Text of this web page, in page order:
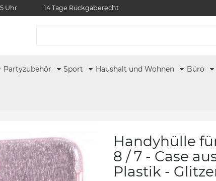
Uhr 14 Tage Rückgaberecht
Partyzubehör Sport Haushalt und Wohnen Büro
Handyhülle
8 / 7 - Case
Plastik -